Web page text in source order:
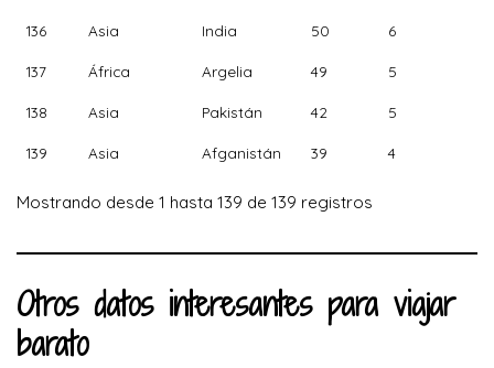
136 Asia India 50 6
137 África Argelia 49 5
138 Asia Pakistán 42 5
139 Asia Afganistán 39 4
Mostrando desde 1 hasta 139 de 139 registros
Otros datos interesantes para viajar
barato